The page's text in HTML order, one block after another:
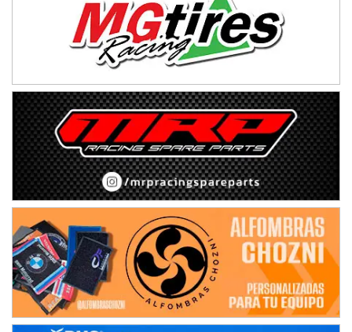
Ciudad de Avellaneda (Asfalto)
Avellaneda (Santa Fe)
SUR SANTAFESINO - F4
José Samuel Sánchez (Tierra)
TUCUMANO - F5
Juan Navarro (Asfalto)
El Timbó (Tucumán)